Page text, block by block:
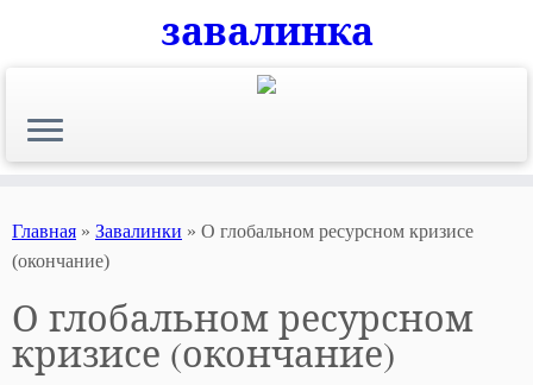
завалинка
Главная » Завалинки » О глобальном ресурсном кризисе
(окончание)
О глобальном ресурсном
кризисе (окончание)